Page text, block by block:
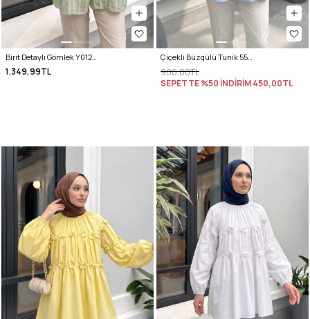
Birit Detaylı Gömlek Y0122 - MİNT YEŞİLİ
1.349,99TL
Çiçekli Büzgülü Tunik 5501 - BEBE MAVİSİ
900,00TL
SEPETTE %50 İNDİRİM450,00TL